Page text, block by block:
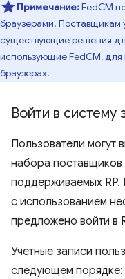
Примечание:FedCM
браузерами. Поставщикам
существующие решения
использующие FedCM, для
браузерах.
Войти в систему
Пользователи могут
набора поставщиков
поддерживаемых RP.
с использованием
предложено войти в
Учетные записи
следующем порядке: